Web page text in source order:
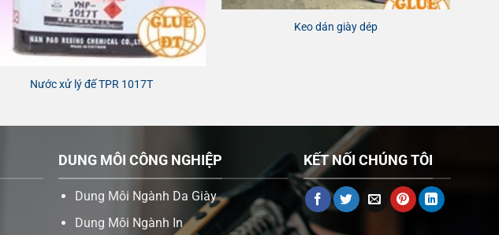
Nước xử lý đế TPR 1017T
Keo dán giày dép
DUNG MÔI CÔNG NGHIỆP
Dung Môi Ngành Da Giày
Dung Môi Ngành In
KẾT NỐI CHÚNG TÔI